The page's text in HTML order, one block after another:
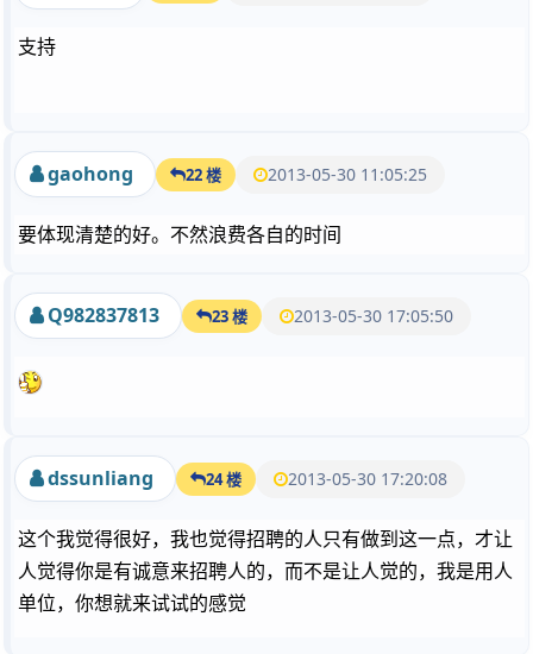
支持
gaohong 22 楼 2013-05-30 11:05:25
要体现清楚的好。不然浪费各自的时间
Q982837813 23 楼 2013-05-30 17:05:50
dssunliang 24 楼 2013-05-30 17:20:08
这个我觉得很好，我也觉得招聘的人只有做到这一点，才让
人觉得你是有诚意来招聘人的，而不是让人觉的，我是用人
单位，你想就来试试的感觉